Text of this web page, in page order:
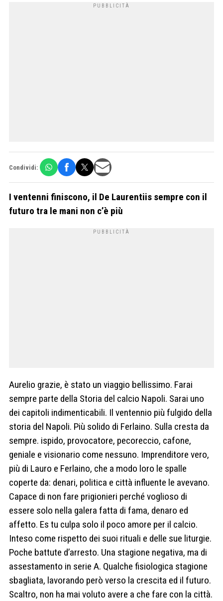
Condividi:
I ventenni finiscono, il De Laurentiis sempre con il
futuro tra le mani non c’è più
Aurelio grazie, è stato un viaggio bellissimo. Farai
sempre parte della Storia del calcio Napoli. Sarai uno
dei capitoli indimenticabili. Il ventennio più fulgido della
storia del Napoli. Più solido di Ferlaino. Sulla cresta da
sempre. ispido, provocatore, pecoreccio, cafone,
geniale e visionario come nessuno. Imprenditore vero,
più di Lauro e Ferlaino, che a modo loro le spalle
coperte da: denari, politica e città influente le avevano.
Capace di non fare prigionieri perché voglioso di
essere solo nella galera fatta di fama, denaro ed
affetto. Es tu culpa solo il poco amore per il calcio.
Inteso come rispetto dei suoi rituali e delle sue liturgie.
Poche battute d’arresto. Una stagione negativa, ma di
assestamento in serie A. Qualche fisiologica stagione
sbagliata, lavorando però verso la crescita ed il futuro.
Scaltro, non ha mai voluto avere a che fare con la città.